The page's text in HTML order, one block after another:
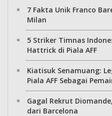
7 Fakta Unik Franco
Milan
5 Striker Timnas
Hattrick di Piala AFF
Kiatisuk Senamuang:
Piala AFF Sebagai
Gagal Rekrut
dari Barcelona